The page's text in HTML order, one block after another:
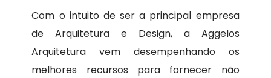
Com o intuito de ser a principal empresa
de Arquitetura e Design, a Aggelos
Arquitetura vem desempenhando os
melhores recursos para fornecer não